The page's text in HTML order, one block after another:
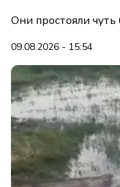
Они простояли
09.08.2026 - 15:54